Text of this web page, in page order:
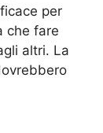
per
che fare
altri. La